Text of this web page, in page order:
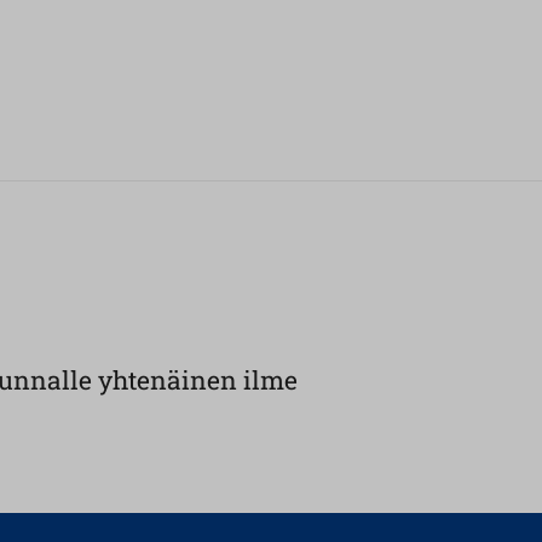
yhtenäinen ilme